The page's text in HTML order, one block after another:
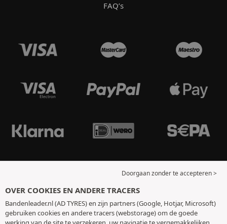
FAQ’s
Doorgaan zonder te accepteren >
OVER COOKIES EN ANDERE TRACERS
Bandenleader.nl (AD TYRES) en zijn partners (Google, Hotjar, Microsoft)
gebruiken cookies en andere tracers (webstorage) om de goede